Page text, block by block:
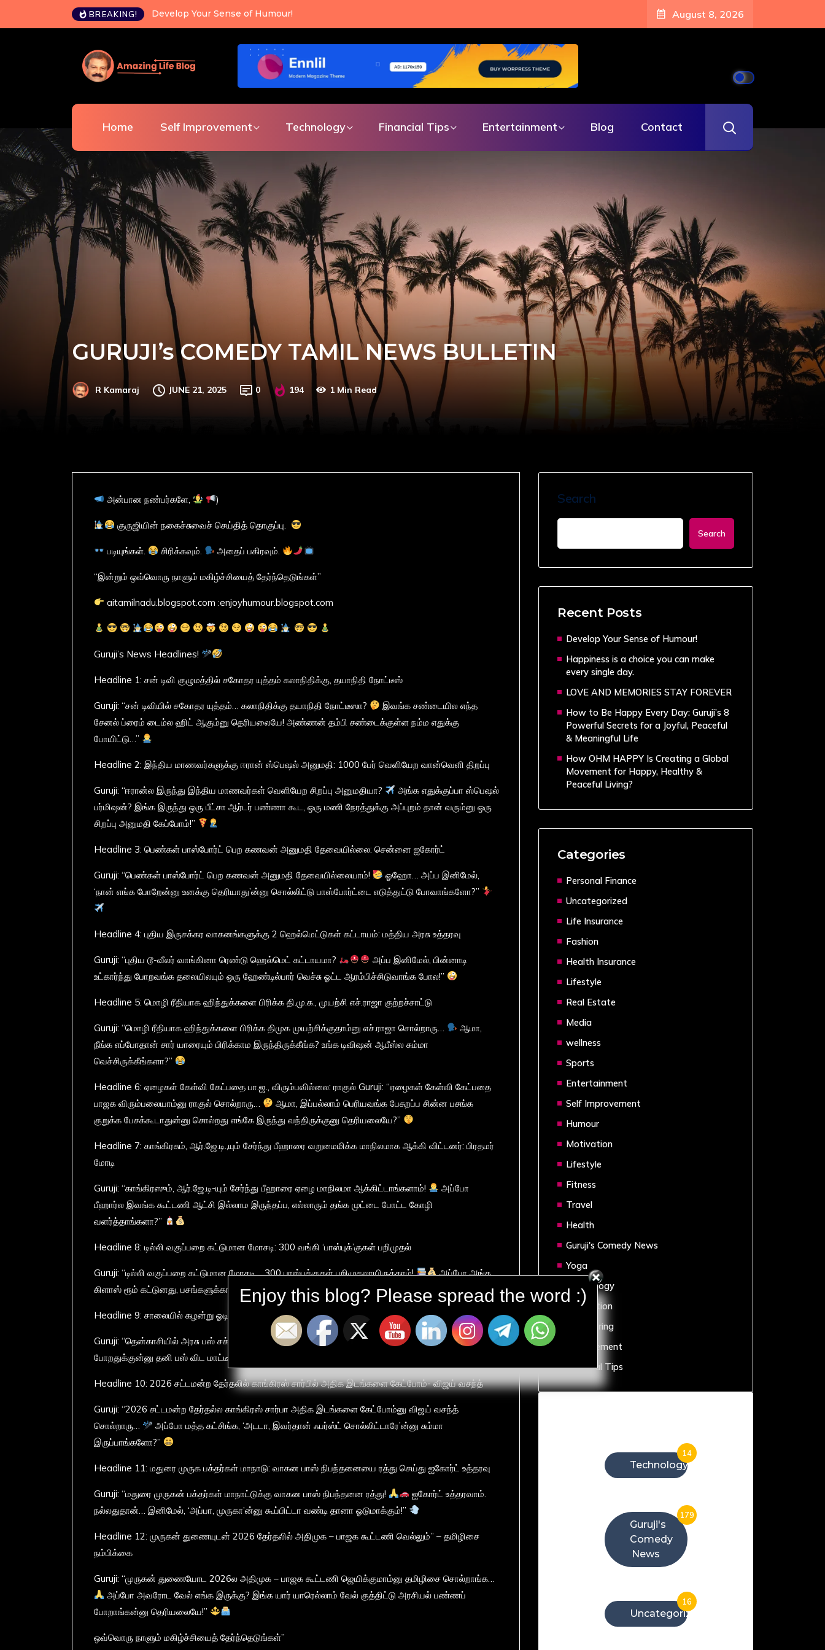
BREAKING! Happiness is a choice you can make every single day. August 8, 2026
Home Self Improvement Technology Financial Tips Entertainment Blog Contact
GURUJI’s COMEDY TAMIL NEWS BULLETIN
R Kamaraj JUNE 21, 2025 0 194 1 Min Read
அன்பான நண்பர்களே, )
குருஜியின் நகைச்சுவைச் செய்தித் தொகுப்பு.
படியுங்கள். சிரிக்கவும். அதைப் பகிரவும்.
“இன்றும் ஒவ்வொரு நாளும் மகிழ்ச்சியைத் தேர்ந்தெடுங்கள்”
aitamilnadu.blogspot.com :enjoyhumour.blogspot.com
Guruji’s News Headlines!
Headline 1: சன் டிவி குழுமத்தில் சகோதர யுத்தம் கலாநிதிக்கு, தயாநிதி நோட்டீஸ்
Guruji: “சன் டிவியில் சகோதர யுத்தம்… கலாநிதிக்கு தயாநிதி நோட்டீஸா?
இவங்க சண்டையில எந்த
சேனல் ப்ரைம் டைம்ல ஹிட் ஆகும்னு தெரியலையே! அண்ணன் தம்பி சண்டைக்குள்ள நம்ம எதுக்கு
போயிட்டு…”
Headline 2: இந்திய மாணவர்களுக்கு ஈரான் ஸ்பெஷல் அனுமதி: 1000 பேர் வெளியேற வான்வெளி திறப்பு
Guruji: “ஈரான்ல இருந்து இந்திய மாணவர்கள் வெளியேற சிறப்பு அனுமதியா?
அங்க எதுக்குப்பா ஸ்பெஷல்
பர்மிஷன்? இங்க இருந்து ஒரு பீட்சா ஆர்டர் பண்ணா கூட, ஒரு மணி நேரத்துக்கு அப்புறம் தான் வரும்னு ஒரு
சிறப்பு அனுமதி கேப்போம்!”
Headline 3: பெண்கள் பாஸ்போர்ட் பெற கணவன் அனுமதி தேவையில்லை: சென்னை ஐகோர்ட்
Guruji: “பெண்கள் பாஸ்போர்ட் பெற கணவன் அனுமதி தேவையில்லையாம்!
ஓஹோ… அப்ப இனிமேல்,
‘நான் எங்க போறேன்னு உனக்கு தெரியாது’ன்னு சொல்லிட்டு பாஸ்போர்ட்டை எடுத்துட்டு போவாங்களோ?”
Headline 4: புதிய இருசக்கர வாகனங்களுக்கு 2 ஹெல்மெட்டுகள் கட்டாயம்: மத்திய அரசு உத்தரவு
Guruji: “புதிய டூ-வீலர் வாங்கினா ரெண்டு ஹெல்மெட் கட்டாயமா?
அப்ப இனிமேல், பின்னாடி
உட்கார்ந்து போறவங்க தலையிலயும் ஒரு ஹேண்டில்பார் வெச்சு ஓட்ட ஆரம்பிச்சிடுவாங்க போல!”
Headline 5: மொழி ரீதியாக ஹிந்துக்களை பிரிக்க தி.மு.க., முயற்சி எச்.ராஜா குற்றச்சாட்டு
Guruji: “மொழி ரீதியாக ஹிந்துக்களை பிரிக்க திமுக முயற்சிக்குதாம்னு எச்.ராஜா சொல்றாரு…
ஆமா,
நீங்க எப்போதான் சார் யாரையும் பிரிக்காம இருந்திருக்கீங்க? உங்க டிவிஷன் ஆபீஸ்ல சும்மா
வெச்சிருக்கீங்களா?”
Headline 6: ஏழைகள் கேள்வி கேட்பதை பா.ஜ., விரும்பவில்லை: ராகுல் Guruji: “ஏழைகள் கேள்வி கேட்பதை
பாஜக விரும்பலையாம்னு ராகுல் சொல்றாரு…
ஆமா, இப்பல்லாம் பெரியவங்க பேசுறப்ப சின்ன பசங்க
குறுக்க பேசக்கூடாதுன்னு சொல்றது எங்கே இருந்து வந்திருக்குனு தெரியலையே?”
Headline 7: காங்கிரசும், ஆர்.ஜே.டி.,யும் சேர்ந்து பீஹாரை வறுமைமிக்க மாநிலமாக ஆக்கி விட்டனர்: பிரதமர்
மோடி
Guruji: “காங்கிரஸும், ஆர்.ஜே.டி-யும் சேர்ந்து பீஹாரை ஏழை மாநிலமா ஆக்கிட்டாங்களாம்!
அப்போ
பீஹார்ல இவங்க கூட்டணி ஆட்சி இல்லாம இருந்தப்ப, எல்லாரும் தங்க முட்டை போட்ட கோழி
வளர்த்தாங்களா?”
Headline 8: டில்லி வகுப்பறை கட்டுமான மோசடி: 300 வங்கி ‘பாஸ்புக்’குகள் பறிமுதல்
Guruji: “டில்லி வகுப்பறை கட்டுமான மோசடி… 300 பாஸ்புக்குகள் பறிமுதலாயிருக்காம்!
அப்போ அங்க
கிளாஸ் ரூம் கட்டுனது, பசங்களுக்காக இல்ல… பேங்க் அக்கவுண்டுக்காக போல!”
Headline 9: சாலையில் கழன்று ஓடிய அரசு பஸ் சக்கரங்கள்; தென்காசியில் அதிர்ச்சி!
Guruji: “தென்காசியில் அரசு பஸ் சக்கரம் கழண்டு ஓடிருச்சாம்!
அடப்பாவிங்களா… ஸ்கேட்டிங்
போறதுக்குன்னு தனி பஸ் விட மாட்டீங்களா என்ன?”
Headline 10: 2026 சட்டமன்ற தேர்தலில் காங்கிரஸ் சார்பில் அதிக இடங்களை கேட்போம்- விஜய் வசந்த்
Guruji: “2026 சட்டமன்ற தேர்தல்ல காங்கிரஸ் சார்பா அதிக இடங்களை கேட்போம்னு விஜய் வசந்த்
சொல்றாரு…
அப்போ மத்த கட்சிங்க, ‘அடடா, இவர்தான் ஃபர்ஸ்ட் சொல்லிட்டாரே’ன்னு சும்மா
இருப்பாங்களோ?”
Headline 11: மதுரை முருக பக்தர்கள் மாநாடு: வாகன பாஸ் நிபந்தனையை ரத்து செய்து ஐகோர்ட் உத்தரவு
Guruji: “மதுரை முருகன் பக்தர்கள் மாநாட்டுக்கு வாகன பாஸ் நிபந்தனை ரத்து!
ஐகோர்ட் உத்தரவாம்.
நல்லதுதான்… இனிமேல், ‘அப்பா, முருகா’ன்னு கூப்பிட்டா வண்டி தானா ஓடுமாக்கும்!”
Headline 12: முருகன் துணையுடன் 2026 தேர்தலில் அதிமுக – பாஜக கூட்டணி வெல்லும்” – தமிழிசை
நம்பிக்கை
Guruji: “முருகன் துணையோட 2026ல அதிமுக – பாஜக கூட்டணி ஜெயிக்குமாம்னு தமிழிசை சொல்றாங்க…
அப்போ அவரோட வேல் எங்க இருக்கு? இங்க யார் யாரெல்லாம் வேல் குத்திட்டு அரசியல் பண்ணப்
போறாங்கன்னு தெரியலையே!”
ஒவ்வொரு நாளும் மகிழ்ச்சியைத் தேர்ந்தெடுங்கள்”
Search
Search
Recent Posts
Develop Your Sense of Humour!
Happiness is a choice you can make
every single day.
LOVE AND MEMORIES STAY FOREVER
How to Be Happy Every Day: Guruji’s 8
Powerful Secrets for a Joyful, Peaceful
& Meaningful Life
How OHM HAPPY Is Creating a Global
Movement for Happy, Healthy &
Peaceful Living?
Categories
Personal Finance
Uncategorized
Life Insurance
Fashion
Health Insurance
Lifestyle
Real Estate
Media
wellness
Sports
Entertainment
Self Improvement
Humour
Motivation
Lifestyle
Fitness
Travel
Health
Guruji's Comedy News
Yoga
Technology
Arbitration
Engineering
Management
Financial Tips
Technology
14
Guruji's
Comedy
News
179
Uncategorized
16
Enjoy this blog? Please spread the word :)